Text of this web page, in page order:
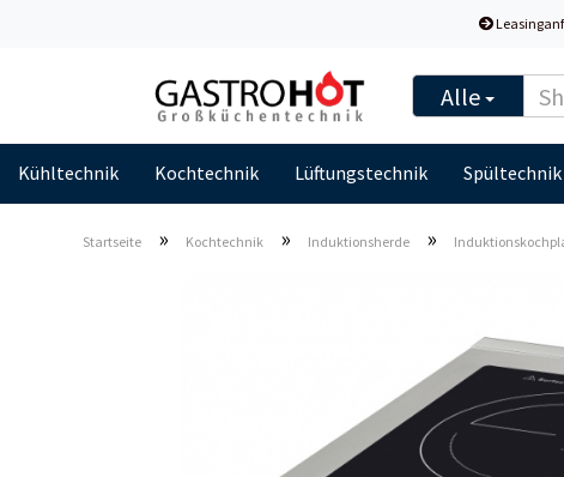
Alle
Kühltechnik Kochtechnik Lüftungstechnik Spültechnik
Startseite » Kochtechnik » Induktionsherde »